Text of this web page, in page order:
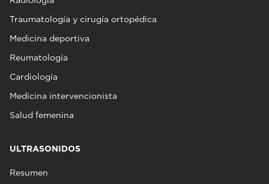
Traumatología y cirugía ortopédica
Medicina deportiva
Reumatología
Cardiología
Medicina intervencionista
Salud femenina
ULTRASONIDOS
Resumen